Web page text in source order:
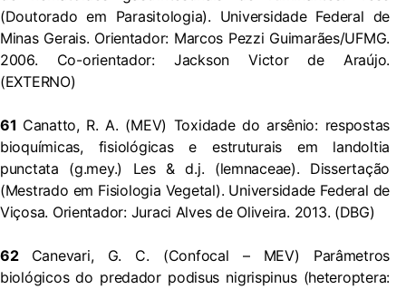
(Doutorado em Parasitologia). Universidade Federal de
Minas Gerais. Orientador: Marcos Pezzi Guimarães/UFMG.
2006. Co-orientador: Jackson Victor de Araújo.
(EXTERNO)
61 Canatto, R. A. (MEV) Toxidade do arsênio: respostas
bioquímicas, fisiológicas e estruturais em landoltia
punctata (g.mey.) Les & d.j. (lemnaceae). Dissertação
(Mestrado em Fisiologia Vegetal). Universidade Federal de
Viçosa. Orientador: Juraci Alves de Oliveira. 2013. (DBG)
62 Canevari, G. C. (Confocal – MEV) Parâmetros
biológicos do predador podisus nigrispinus (heteroptera: